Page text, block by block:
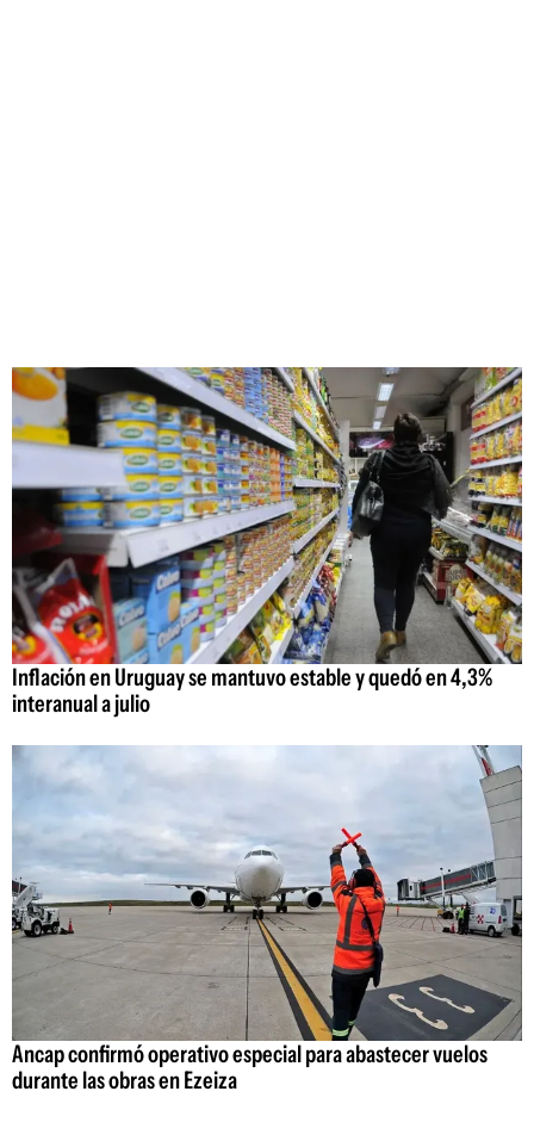
Inflación en Uruguay se mantuvo estable y quedó en 4,3%
interanual a julio
Ancap confirmó operativo especial para abastecer vuelos
durante las obras en Ezeiza